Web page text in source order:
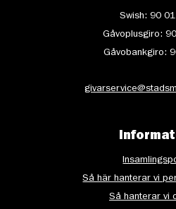
Swish: 90
Gåvoplusgiro:
Gåvobankgiro:
Så här hanterar vi
Så hanterar vi